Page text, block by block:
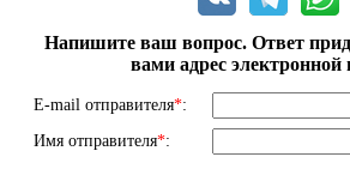
Напишите ваш вопрос. Ответ
вами адрес электронной
E-mail отправителя*:
Имя отправителя*: